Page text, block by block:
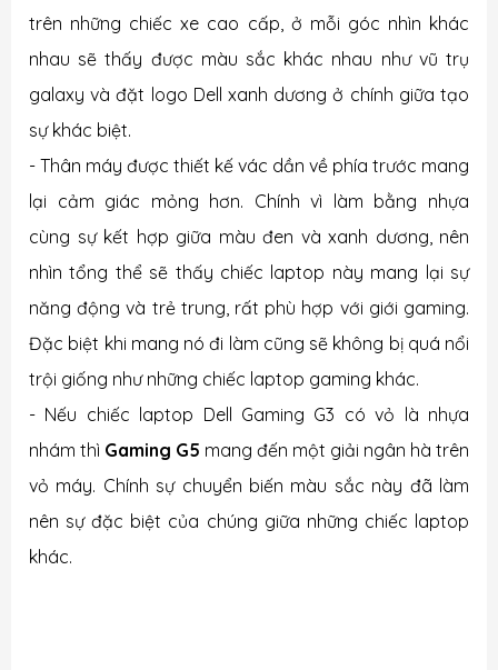
trên những chiếc xe cao cấp, ở mỗi góc nhìn khác
nhau sẽ thấy được màu sắc khác nhau như vũ trụ
galaxy và đặt logo Dell xanh dương ở chính giữa tạo
sự khác biệt.
- Thân máy được thiết kế vác dần về phía trước mang
lại cảm giác mỏng hơn. Chính vì làm bằng nhựa
cùng sự kết hợp giữa màu đen và xanh dương, nên
nhìn tổng thể sẽ thấy chiếc laptop này mang lại sự
năng động và trẻ trung, rất phù hợp với giới gaming.
Đặc biệt khi mang nó đi làm cũng sẽ không bị quá nổi
trội giống như những chiếc laptop gaming khác.
- Nếu chiếc laptop Dell Gaming G3 có vỏ là nhựa
nhám thì Gaming G5 mang đến một giải ngân hà trên
vỏ máy. Chính sự chuyển biến màu sắc này đã làm
nên sự đặc biệt của chúng giữa những chiếc laptop
khác.